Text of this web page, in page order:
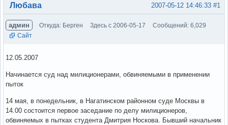
#1
2007-05-12 14:46:33
Любава
админ Откуда: Берген Здесь с 2006-05-17
Сообщений: 6,029
Сайт
12.05.2007
Начинается суд над милиционерами, обвиняемыми в применении
пыток
14 мая, в понедельник, в Нагатинском районном суде Москвы в
14.00 состоится первое заседание по делу милиционеров,
обвиняемых в пытках студента Дмитрия Носкова. Бывший начальник